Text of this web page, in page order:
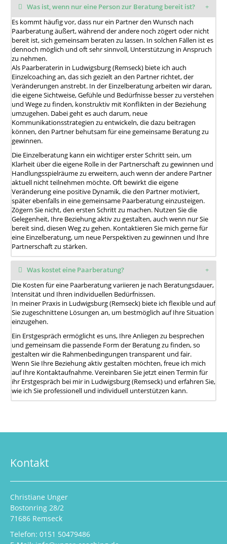
Was ist, wenn nur eine Person zur Beratung bereit ist?
Es kommt häufig vor, dass nur ein Partner den Wunsch nach
Paarberatung äußert, während der andere noch zögert oder nicht
bereit ist, sich gemeinsam beraten zu lassen. In solchen Fällen ist es
dennoch möglich und oft sehr sinnvoll, Unterstützung in Anspruch
zu nehmen.
Als Paarberaterin in Ludwigsburg (Remseck) biete ich auch
Einzelcoaching an, das sich gezielt an den Partner richtet, der
Veränderungen anstrebt. In der Einzelberatung arbeiten wir daran,
die eigene Sichtweise, Gefühle und Bedürfnisse besser zu verstehen
und Wege zu finden, konstruktiv mit Konflikten in der Beziehung
umzugehen. Dabei geht es auch darum, neue
Kommunikationsstrategien zu entwickeln, die dazu beitragen
können, den Partner behutsam für eine gemeinsame Beratung zu
gewinnen.
Die Einzelberatung kann ein wichtiger erster Schritt sein, um
Klarheit über die eigene Rolle in der Partnerschaft zu gewinnen und
Handlungsspielräume zu erweitern, auch wenn der andere Partner
aktuell nicht teilnehmen möchte. Oft bewirkt die eigene
Veränderung eine positive Dynamik, die den Partner motiviert,
später ebenfalls in eine gemeinsame Paarberatung einzusteigen.
Zögern Sie nicht, den ersten Schritt zu machen. Nutzen Sie die
Gelegenheit, Ihre Beziehung aktiv zu gestalten, auch wenn nur Sie
bereit sind, diesen Weg zu gehen. Kontaktieren Sie mich gerne für
eine Einzelberatung, um neue Perspektiven zu gewinnen und Ihre
Partnerschaft zu stärken.
Was kostet eine Paarberatung?
Die Kosten für eine Paarberatung variieren je nach Beratungsdauer,
Intensität und Ihren individuellen Bedürfnissen.
In meiner Praxis in Ludwigsburg (Remseck) biete ich flexible und auf
Sie zugeschnittene Lösungen an, um bestmöglich auf Ihre Situation
einzugehen.
Ein Erstgespräch ermöglicht es uns, Ihre Anliegen zu besprechen
und gemeinsam die passende Form der Beratung zu finden, so
gestalten wir die Rahmenbedingungen transparent und fair.
Wenn Sie Ihre Beziehung aktiv gestalten möchten, freue ich mich
auf Ihre Kontaktaufnahme. Vereinbaren Sie jetzt einen Termin für
ihr Erstgespräch bei mir in Ludwigsburg (Remseck) und erfahren Sie,
wie ich Sie professionell und individuell unterstützen kann.
Kontakt
Christiane Unger
Bostonring 28/2
71686 Remseck
Telefon: 0151 50479486